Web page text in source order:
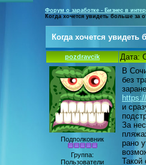
Форум о заработке - Бизнес в
Когда хочется увидеть больше за
Когда хочется увидеть
pozdravcik Дата:
Подполковник
Группа:
Пользователи
В
без
и
За
рано
Такой